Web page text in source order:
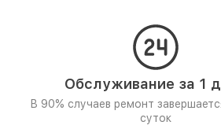
Обслуживание за 1
В 90% случаев ремонт
суток